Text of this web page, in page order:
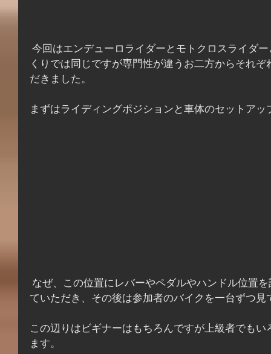
くりでは同じですが専門性が違うお二方からそれ
だきました。
まずはライディングポジションと車体のセットア
ていただき、その後は参加者のバイクを一台ずつ見
この辺りはビギナーはもちろんですが上級者でも
ます。